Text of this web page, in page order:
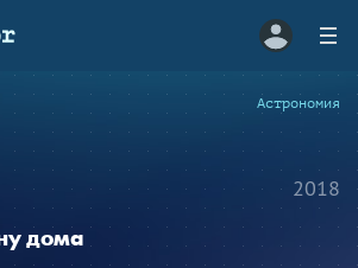
Астрономия
дома
2018